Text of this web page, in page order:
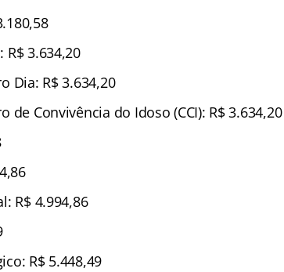
R$ 3.634,20
Dia: R$ 3.634,20
de Convivência do Idoso (CCI): R$ 3.634,20
R$ 4.994,86
R$ 5.448,49